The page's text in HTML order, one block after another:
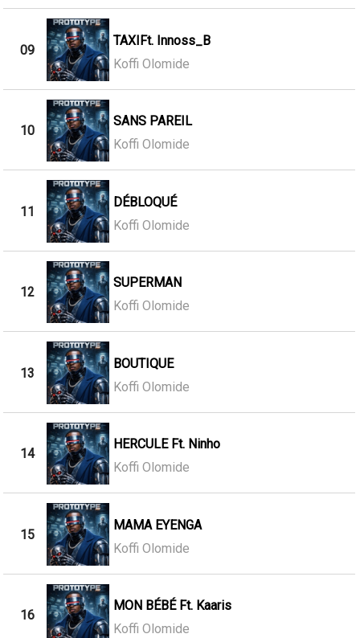
09
TAXIFt. Innoss_B
Koffi Olomide
10
SANS PAREIL
Koffi Olomide
11
DÉBLOQUÉ
Koffi Olomide
12
SUPERMAN
Koffi Olomide
13
BOUTIQUE
Koffi Olomide
14
HERCULE Ft. Ninho
Koffi Olomide
15
MAMA EYENGA
Koffi Olomide
16
MON BÉBÉ Ft. Kaaris
Koffi Olomide